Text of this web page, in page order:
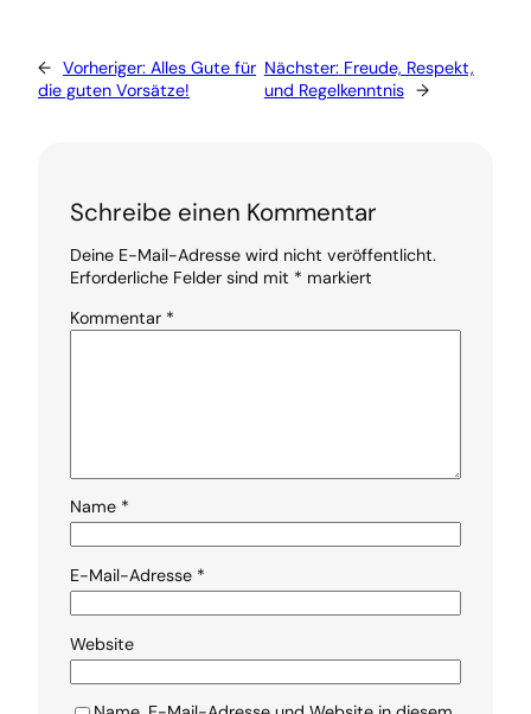
← Vorheriger: Alles Gute für
die guten Vorsätze!
Nächster: Freude, Respekt,
und Regelkenntnis →
Schreibe einen Kommentar
Deine E-Mail-Adresse wird nicht veröffentlicht.
Erforderliche Felder sind mit * markiert
Kommentar *
Name *
E-Mail-Adresse *
Website